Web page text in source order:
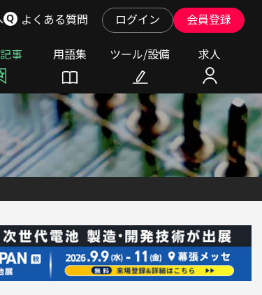
よくある質問 ログイン 会員登録
事 用語集 ツール/設備 求人